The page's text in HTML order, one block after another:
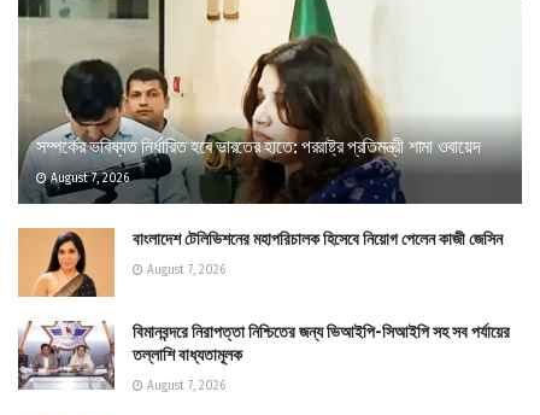
সম্পর্কের ভবিষ্যত নির্ধারিত হবে ভারতের হাতে: পররাষ্ট্র প্রতিমন্ত্রী শামা ওবায়েদ
August 7, 2026
বাংলাদেশ টেলিভিশনের মহাপরিচালক হিসেবে নিয়োগ পেলেন কাজী জেসিন
August 7, 2026
বিমানবন্দরে নিরাপত্তা নিশ্চিতের জন্য ভিআইপি-সিআইপি সহ সব পর্যায়ের
তল্লাশি বাধ্যতামূলক
August 7, 2026